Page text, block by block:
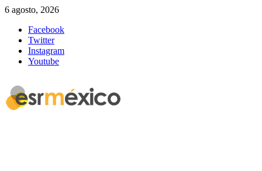
6 agosto, 2026
Facebook
Twitter
Instagram
Youtube